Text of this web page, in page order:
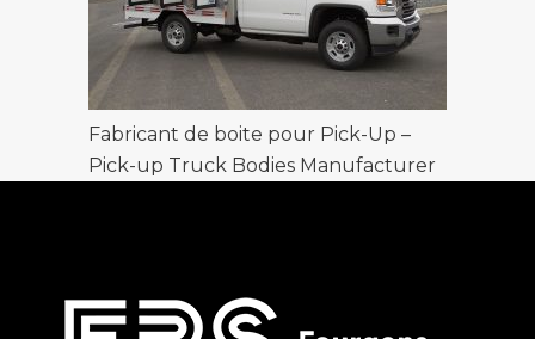
Fabricant de boite pour Pick-Up –
Pick-up Truck Bodies Manufacturer